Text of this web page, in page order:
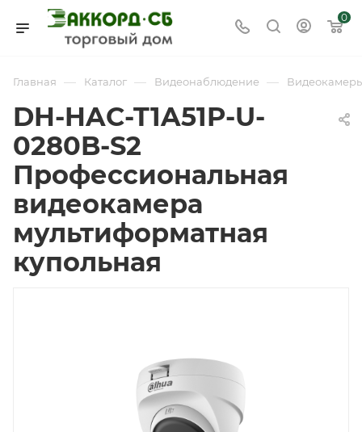
0
Главная — Каталог — Видеонаблюдение —
DH-HAC-T1A51P-U-
0280B-S2
Профессиональная
видеокамера
мультиформатная
купольная